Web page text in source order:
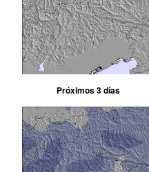
Próximos 3 días